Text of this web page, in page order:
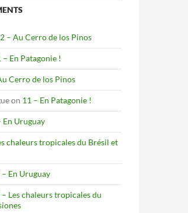
– Au Cerro de los Pinos
– En Patagonie !
Cerro de los Pinos
on 11 – En Patagonie !
En Uruguay
chaleurs tropicales du Brésil et
– En Uruguay
– Les chaleurs tropicales du